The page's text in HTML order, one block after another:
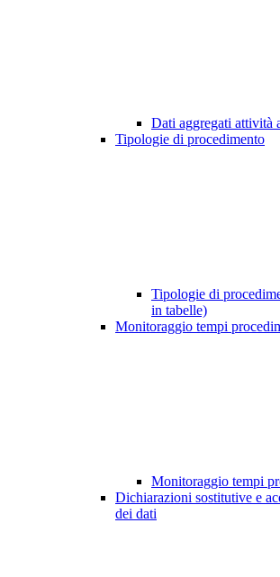
Dati aggregati attività
Tipologie di procedimento
Tipologie di
in tabelle)
Monitoraggio tempi
Monitoraggio tempi
Dichiarazioni sostitutive e
dei dati